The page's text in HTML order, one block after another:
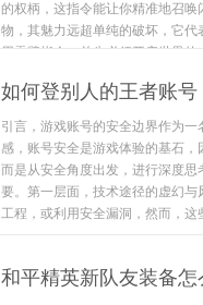
的权柄，这指令能让你精准地召
物，其魅力远超单纯的破坏，它
用雷劈指令，首先必须开启世界的
如何登别人的王者账
引言，游戏账号的安全边界作为
感，账号安全是游戏体验的基石
而是从安全角度出发，进行深度
要。第一层面，技术途径的虚幻
工程，或利用安全漏洞，然而，这
和平精英新队友装备